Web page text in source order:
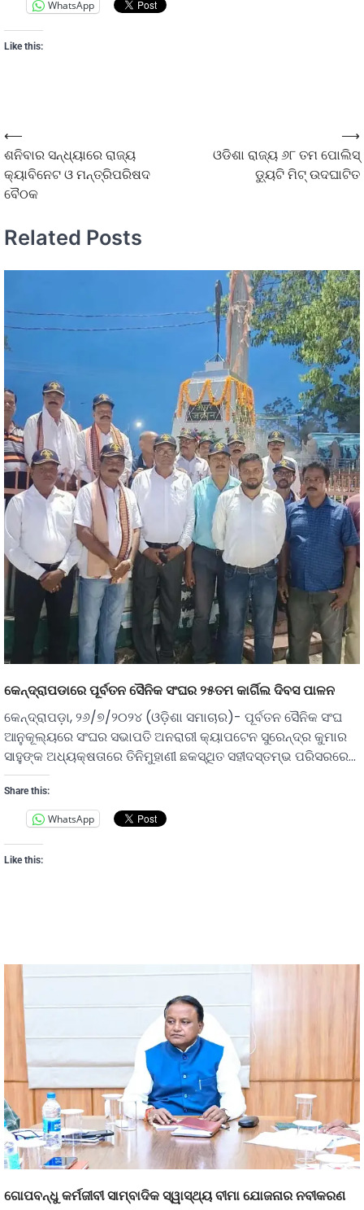
WhatsApp
Like this:
⟵
ଶନିବାର ସନ୍ଧ୍ୟାରେ ରାଜ୍ୟ
କ୍ୟାବିନେଟ ଓ ମନ୍ତ୍ରିପରିଷଦ
ବୈଠକ
ଓଡିଶା ରାଜ୍ୟ ୬୮ ତମ ପୋଲିସ୍
ଡ୍ୟୁଟି ମିଟ୍ ଉଦଘାଟିତ
⟶
Related Posts
କେନ୍ଦ୍ରାପଡାରେ ପୂର୍ବତନ ସୈନିକ ସଂଘର ୨୫ତମ କାର୍ଗିଲ ଦିବସ ପାଳନ
କେନ୍ଦ୍ରାପଡ଼ା, ୨୬/୭/୨୦୨୪ (ଓଡ଼ିଶା ସମାଚାର)- ପୂର୍ବତନ ସୈନିକ ସଂଘ
ଆନୁକୂଲ୍ୟରେ ସଂଘର ସଭାପତି ଅନରାରୀ କ୍ୟାପଟେନ ସୁରେନ୍ଦ୍ର କୁମାର
ସାହୁଙ୍କ ଅଧ୍ୟକ୍ଷତାରେ ତିନିମୁହାଣୀ ଛକସ୍ଥିତ ସହୀଦସ୍ତମ୍ଭ ପରିସରରେ…
Share this:
WhatsApp
Like this:
ଗୋପବନ୍ଧୁ କର୍ମଜୀବୀ ସାମ୍ବାଦିକ ସ୍ୱାସ୍ଥ୍ୟ ବୀମା ଯୋଜନାର ନବୀକରଣ